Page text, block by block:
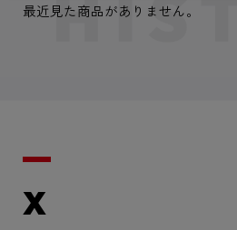
最近見た商品がありません。
X